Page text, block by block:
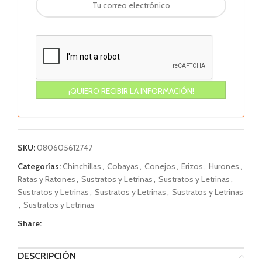
SKU:080605612747
Categorías:Chinchillas, Cobayas, Conejos, Erizos, Hurones,
Ratas y Ratones, Sustratos y Letrinas, Sustratos y Letrinas,
Sustratos y Letrinas, Sustratos y Letrinas, Sustratos y Letrinas
, Sustratos y Letrinas
Share:
DESCRIPCIÓN